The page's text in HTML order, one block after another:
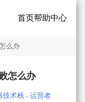
首页帮助中心
么办
怎么办
技术栈 - 运营者